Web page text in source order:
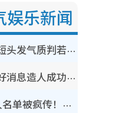
娱乐新闻
简淑儿染金发剪短头发气质判若两人！吓坏老公麦大力都认不出：“你做什么？”
汤洛雯传终于有好消息造人成功！两大细节曝孕味极浓引猜测：大肚婆先会咁！
8大最没礼貌艺人名单被疯传！网友揭发明星真面目，一致数落这一位是无品天花板？